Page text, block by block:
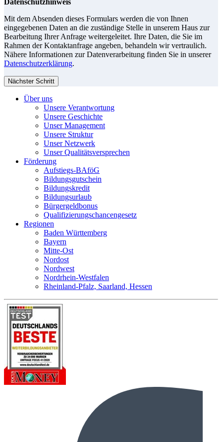
Mit dem Absenden dieses Formulars werden die von Ihnen
eingegebenen Daten an die zuständige Stelle in unserem Haus zur
Bearbeitung Ihrer Anfrage weitergeleitet. Ihre Daten, die Sie im
Rahmen der Kontaktanfrage angeben, behandeln wir vertraulich.
Nähere Informationen zur Datenverarbeitung finden Sie in unserer
Datenschutzerklärung.
Nächster Schritt
Über uns
Unsere Verantwortung
Unsere Geschichte
Unser Management
Unsere Struktur
Unser Netzwerk
Unser Qualitätsversprechen
Förderung
Aufstiegs-BAföG
Bildungsgutschein
Bildungskredit
Bildungsurlaub
Bürgergeldbonus
Qualifizierungschancengesetz
Regionen
Baden Württemberg
Bayern
Mitte-Ost
Nordost
Nordwest
Nordrhein-Westfalen
Rheinland-Pfalz, Saarland, Hessen